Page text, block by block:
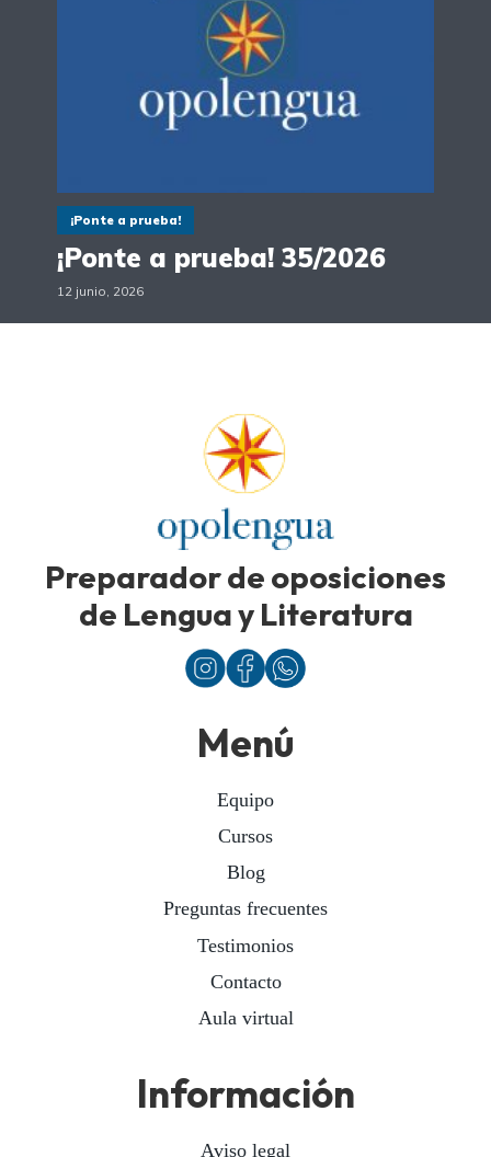
¡Ponte a prueba!
¡Ponte a prueba! 35/2026
12 junio, 2026
Preparador de oposiciones
de Lengua y Literatura
Menú
Equipo
Cursos
Blog
Preguntas frecuentes
Testimonios
Contacto
Aula virtual
Información
Aviso legal